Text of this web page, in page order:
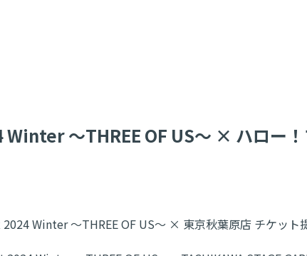
～THREE OF US～ × ハロー！
Winter ～THREE OF US～ × 東京秋葉原店 チケット